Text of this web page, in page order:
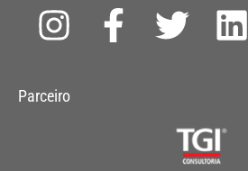
I
s
F
a
T
t
L
Parceiro